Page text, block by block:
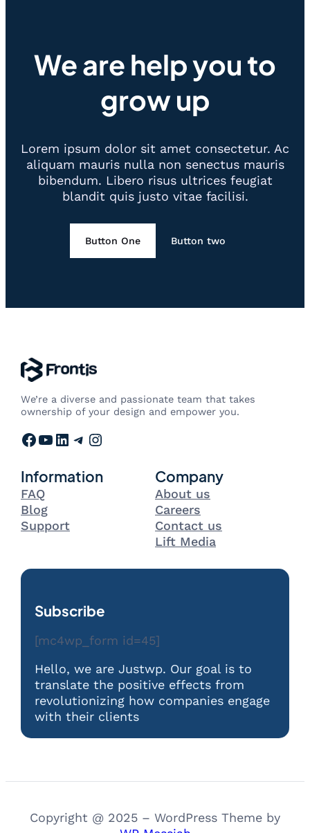
We are help you to
grow up
Lorem ipsum dolor sit amet consectetur. Ac
aliquam mauris nulla non senectus mauris
bibendum. Libero risus ultrices feugiat
blandit quis justo vitae facilisi.
Button One Button two
We’re a diverse and passionate team that takes
ownership of your design and empower you.
Facebook YouTube LinkedIn Telegram Instagram
Information
FAQ
Blog
Support
Company
About us
Careers
Contact us
Lift Media
Subscribe
[mc4wp_form id=45]
Hello, we are Justwp. Our goal is to
translate the positive effects from
revolutionizing how companies engage
with their clients
Copyright @ 2025 – WordPress Theme by